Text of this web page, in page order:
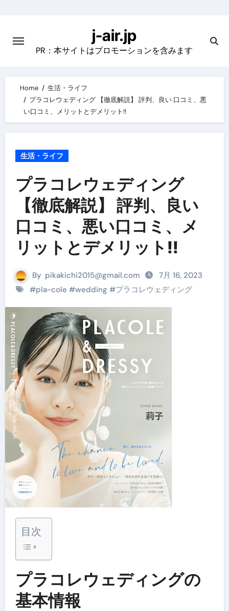
content
j-air.jp
PR：本サイトはプロモーションを含みます
Home
生活・ライフ
プラコレウェディング 【徹底解説】 評判、良い 口コミ、悪
い口コミ、メリットとデメリット!!
生活・ライフ
プラコレウェディング
【徹底解説】 評判、良い
口コミ、悪い口コミ、メ
リットとデメリット!!
By pikakichi2015@gmail.com
7月 16, 2023
#pla-cole #wedding #プラコレウェディング
目次
プラコレウェディングの
基本情報